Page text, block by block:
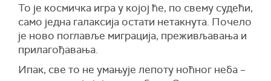
То је космичка игра у којој ће, по свему судећи,
само једна галаксија остати нетакнута. Почело
је ново поглавље миграција, преживљавања и
прилагођавања.
Ипак, све то не умањује лепоту ноћног неба –